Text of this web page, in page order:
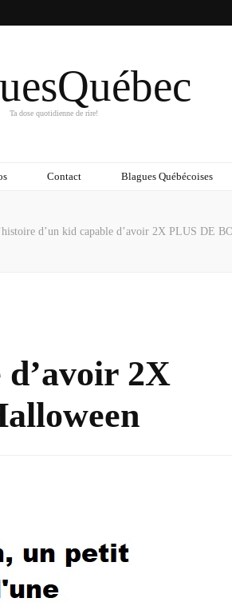
Ta dose quotidienne de rire!
Contact Blagues Québécoises
d’un kid capable d’avoir 2X PLUS DE
d’avoir 2X